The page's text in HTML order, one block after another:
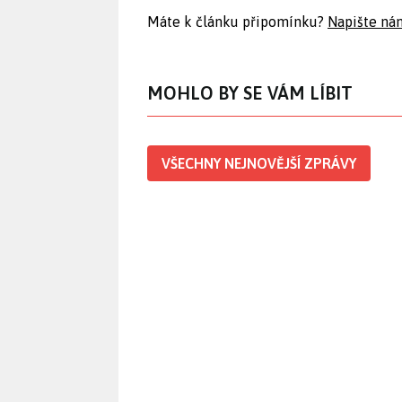
Máte k článku připomínku? Napište
MOHLO BY SE VÁM LÍBIT
VŠECHNY NEJNOVĚJŠÍ ZPRÁVY